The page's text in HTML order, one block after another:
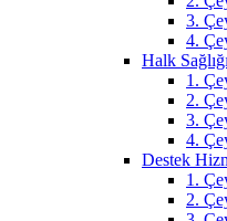
3.
4.
Halk
1.
2.
3.
4.
Destek
1.
2.